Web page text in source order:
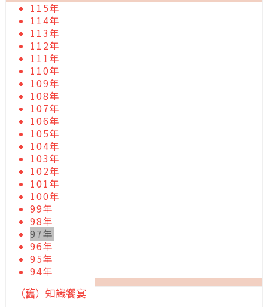
115年
114年
113年
112年
111年
110年
109年
108年
107年
106年
105年
104年
103年
102年
101年
100年
99年
98年
97年
96年
95年
94年
（舊）知識饗宴